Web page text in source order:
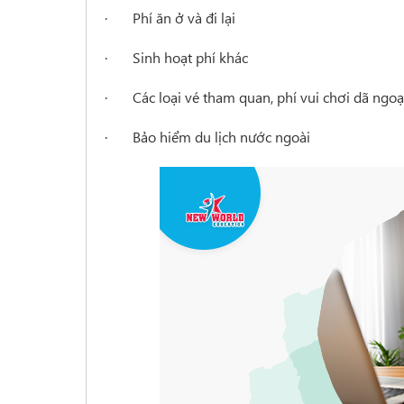
· Phí ăn ở và đi lại
· Sinh hoạt phí khác
· Các loại vé tham quan, phí vui chơi dã
· Bảo hiểm du lịch nước ngoài